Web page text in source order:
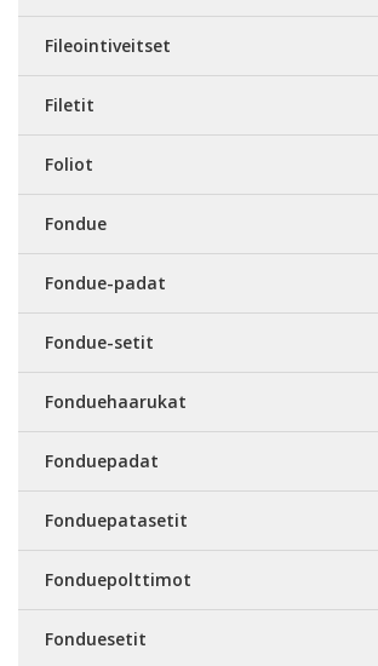
Fileointiveitset
Filetit
Foliot
Fondue
Fondue-padat
Fondue-setit
Fonduehaarukat
Fonduepadat
Fonduepatasetit
Fonduepolttimot
Fonduesetit